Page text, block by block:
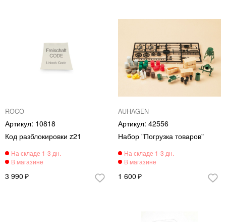
ROCO
10818
Код разблокировки z21
3 990
AUHAGEN
42556
Набор "Погрузка товаров"
1 600